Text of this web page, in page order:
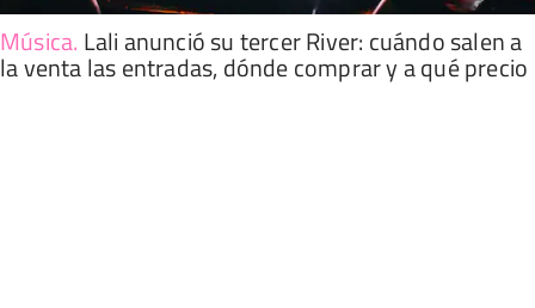
Música. Lali anunció su tercer River: cuándo salen a
la venta las entradas, dónde comprar y a qué precio